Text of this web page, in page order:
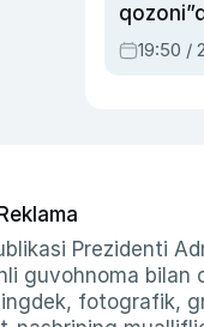
armiyasi
19:50 /
Reklama
Prezidenti
guvohnoma bilan
fotografik,